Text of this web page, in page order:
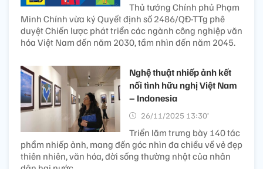
Thủ tướng Chính phủ Phạm
Minh Chính vừa ký Quyết định số 2486/QĐ-TTg phê
duyệt Chiến lược phát triển các ngành công nghiệp văn
hóa Việt Nam đến năm 2030, tầm nhìn đến năm 2045.
Nghệ thuật nhiếp ảnh kết
nối tình hữu nghị Việt Nam
– Indonesia
26/11/2025 13:30’
Triển lãm trưng bày 140 tác
phẩm nhiếp ảnh, mang đến góc nhìn đa chiều về vẻ đẹp
thiên nhiên, văn hóa, đời sống thường nhật của nhân